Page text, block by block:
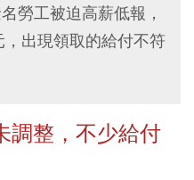
勞工被迫高薪低報，
出現領取的給付不符
調整，不少給付